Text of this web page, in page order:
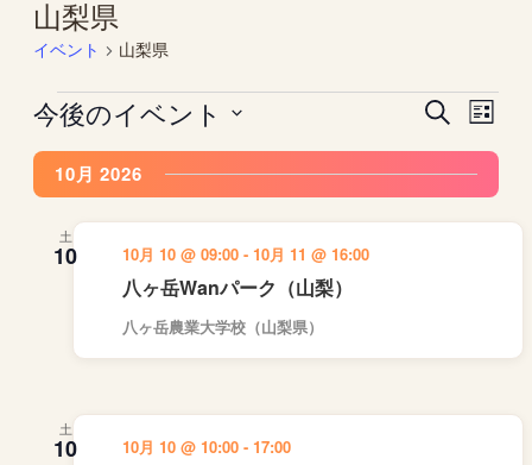
山梨県
イベント 山梨県
イ
ン
ト
イ
ト
を
検
イ
ト
ビ
リ
ス
ト
表
示
今後のイベント
を
10月 2026
土
10
八ヶ岳Wanパーク（山梨）
10月 10 @ 09:00 - 10月 11 @ 16:00
八ヶ岳農業大学校（山梨県）
土
10 10月 10 @ 10:00 - 17:00